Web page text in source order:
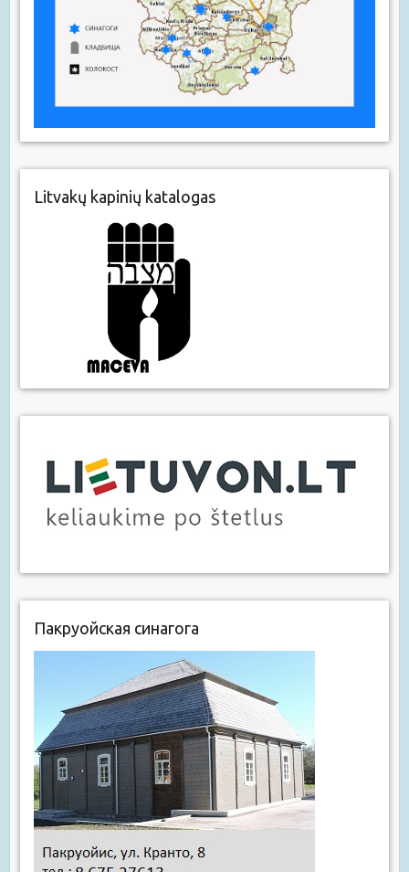
Litvakų kapinių katalogas
Пакруойская синагога